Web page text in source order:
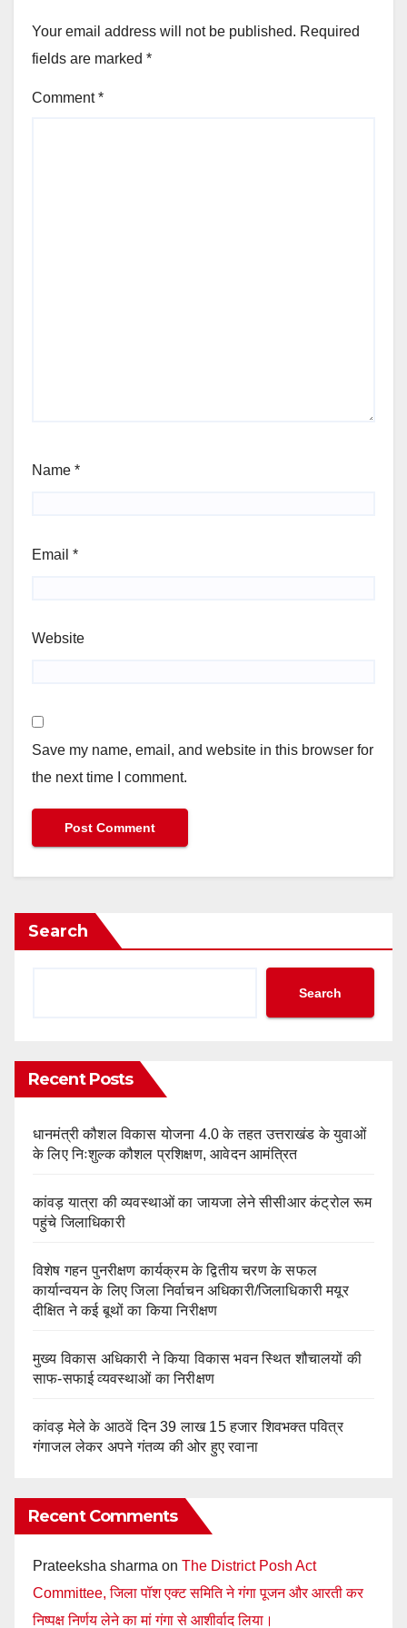
Your email address will not be published. Required
fields are marked *
Comment*
Name *
Email *
Website
Save my name, email, and website in this browser for
the next time I comment.
Search
Search
Recent Posts
धानमंत्री कौशल विकास योजना 4.0 के तहत उत्तराखंड के युवाओं
के लिए निःशुल्क कौशल प्रशिक्षण, आवेदन आमंत्रित
कांवड़ यात्रा की व्यवस्थाओं का जायजा लेने सीसीआर कंट्रोल रूम
पहुंचे जिलाधिकारी
विशेष गहन पुनरीक्षण कार्यक्रम के द्वितीय चरण के सफल
कार्यान्वयन के लिए जिला निर्वाचन अधिकारी/जिलाधिकारी मयूर
दीक्षित ने कई बूथों का किया निरीक्षण
मुख्य विकास अधिकारी ने किया विकास भवन स्थित शौचालयों की
साफ-सफाई व्यवस्थाओं का निरीक्षण
कांवड़ मेले के आठवें दिन 39 लाख 15 हजार शिवभक्त पवित्र
गंगाजल लेकर अपने गंतव्य की ओर हुए रवाना
Recent Comments
Prateeksha sharma on The District Posh Act
Committee, जिला पॉश एक्ट समिति ने गंगा पूजन और आरती कर
निष्पक्ष निर्णय लेने का मां गंगा से आशीर्वाद लिया।